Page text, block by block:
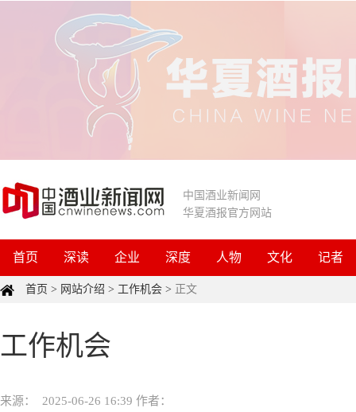
中国酒业新闻网
华夏酒报官方网站
首页 深读 企业 深度 人物 文化 记者
首页 > 网站介绍 > 工作机会 > 正文
工作机会
来源： 2025-06-26 16:39 作者：